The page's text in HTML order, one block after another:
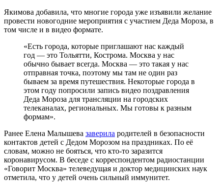
Якимова добавила, что многие города уже изъявили желание
провести новогодние мероприятия с участием Деда Мороза, в
том числе и в видео формате.
«Есть города, которые приглашают нас каждый
год — это Тольятти, Кострома. Москва у нас
обычно бывает всегда. Москва — это такая у нас
отправная точка, поэтому мы там не один раз
бываем за время путешествия. Некоторые города в
этом году попросили запись видео поздравления
Деда Мороза для трансляции на городских
телеканалах, региональных. Мы готовы к разным
формам».
Ранее Елена Малышева заверила родителей в безопасности
контактов детей с Дедом Морозом на праздниках. По её
словам, можно не бояться, что кто-то заразится
коронавирусом. В беседе с корреспондентом радиостанции
«Говорит Москва» телеведущая и доктор медицинских наук
отметила, что у детей очень сильный иммунитет.